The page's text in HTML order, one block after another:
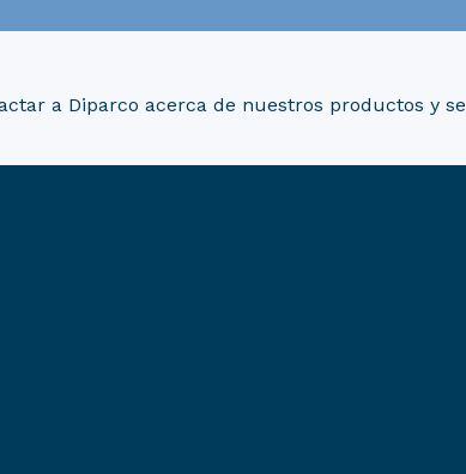
a Diparco acerca de nuestros productos y